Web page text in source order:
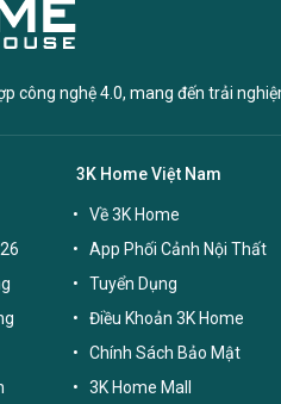
công nghệ 4.0, mang đến trải
3K Home Việt Nam
Về 3K Home
App Phối Cảnh Nội Thất
Tuyển Dụng
Điều Khoản 3K Home
Chính Sách Bảo Mật
3K Home Mall